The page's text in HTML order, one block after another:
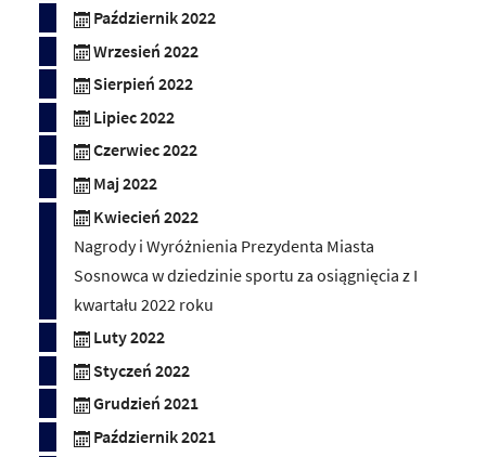
Październik 2022
Wrzesień 2022
Sierpień 2022
Lipiec 2022
Czerwiec 2022
Maj 2022
Kwiecień 2022
Nagrody i Wyróżnienia Prezydenta Miasta
Sosnowca w dziedzinie sportu za osiągnięcia z I
kwartału 2022 roku
Luty 2022
Styczeń 2022
Grudzień 2021
Październik 2021